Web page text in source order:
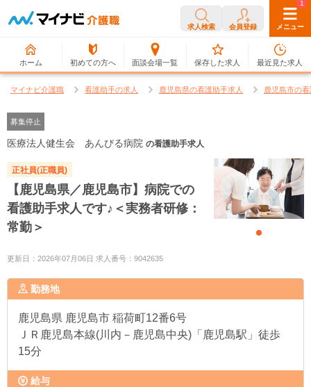
求人検索 会員登録 メニュー
ホーム 初めての方へ 面談会場一覧
0
保存した求人
1
最近見た求人
マイナビ介護職 看護助手の求人 鹿児島県の看護助手求人 鹿児島市の
募集停止
医療法人健生会 あんびる病院 の看護助手求人
正社員(正職員)
【鹿児島県／鹿児島市】病院での
看護助手求人です♪＜実務者研修：
常勤＞
更新日：2026年07月06日 求人番号：9042635
勤務地
鹿児島県 鹿児島市 稲荷町12番6号
ＪＲ鹿児島本線(川内－鹿児島中央)「鹿児島駅」徒歩
15分
給与